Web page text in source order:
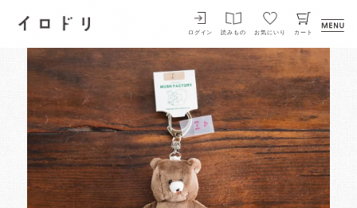
イロドリ
ログイン 読みもの お気にいり カート